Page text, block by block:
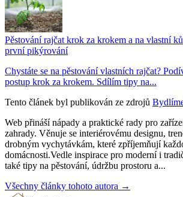
Pěstování rajčat krok za krokem a na vlastní
první pikýrování
Chystáte se na pěstování vlastních rajčat?
postup krok za krokem. Sdílím tipy na...
Tento článek byl publikován ze zdrojů
Web přináší nápady a praktické rady pro
zahrady. Věnuje se interiérovému designu,
drobným vychytávkám, které zpříjemňují
domácnosti.Vedle inspirace pro moderní i
také tipy na pěstování, údržbu prostoru a...
Všechny články tohoto autora →